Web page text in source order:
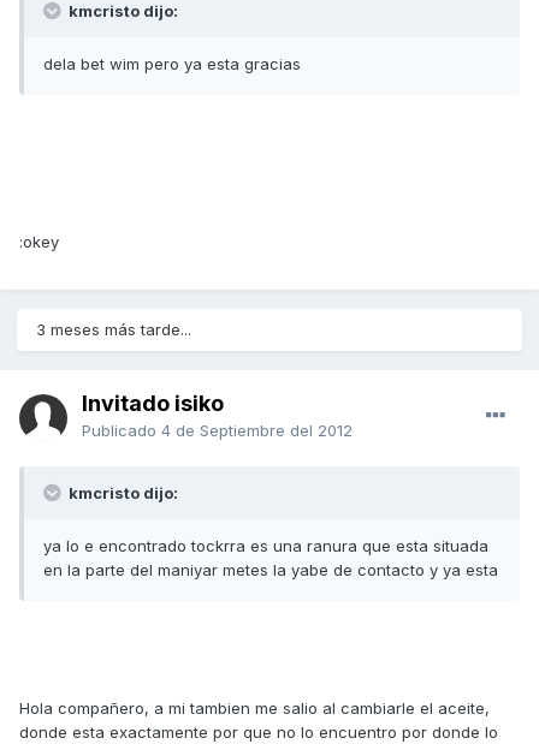
kmcristo dijo:
dela bet wim pero ya esta gracias
:okey
3 meses más tarde...
Invitado isiko
Publicado 4 de Septiembre del 2012
kmcristo dijo:
ya lo e encontrado tockrra es una ranura que esta situada
en la parte del maniyar metes la yabe de contacto y ya esta
Hola compañero, a mi tambien me salio al cambiarle el aceite,
donde esta exactamente por que no lo encuentro por donde lo